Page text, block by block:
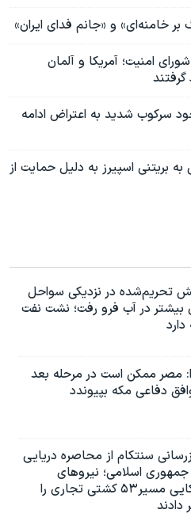
خامنه‌ای» و «جانم فدای ایران»‌
امنیت؛ آمریکا و آلمان
گرفتند
سرکوب شدید به اعتراض ادامه
بریتنی اسپیرز به دلیل حمایت از
تحریم‌شده در نزدیکی سواحل
بیشتر در آب فرو رفت؛ نشت نفت
دارد
مصر ممکن است در مرحله بعد
دفاعی مکه بپیوندد
سنتکام از محاصره دریایی
جمهوری اسلامی؛ نیروهای
آمریکایی مسیر۵۳ کشتی تجاری را
دادند